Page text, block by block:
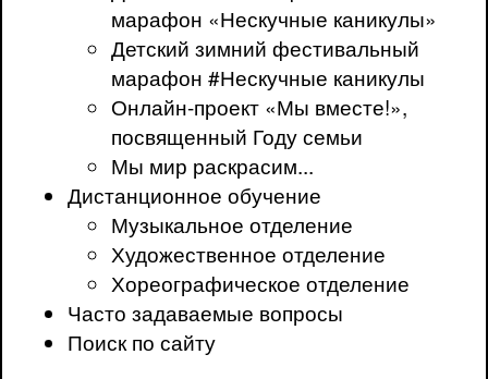
марафон «Нескучные каникулы»
Детский зимний фестивальный
марафон #Нескучные каникулы
Онлайн-проект «Мы вместе!»,
посвященный Году семьи
Мы мир раскрасим...
Дистанционное обучение
Музыкальное отделение
Художественное отделение
Хореографическое отделение
Часто задаваемые вопросы
Поиск по сайту